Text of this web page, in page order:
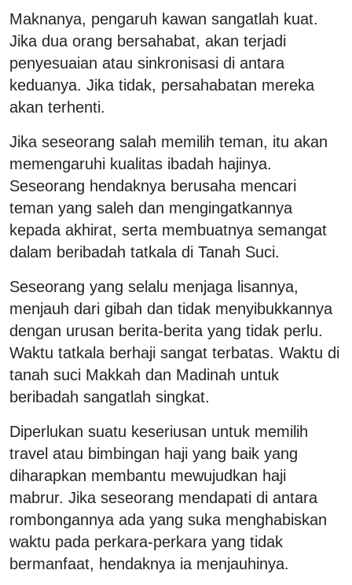
Maknanya, pengaruh kawan sangatlah kuat.
Jika dua orang bersahabat, akan terjadi
penyesuaian atau sinkronisasi di antara
keduanya. Jika tidak, persahabatan mereka
akan terhenti.
Jika seseorang salah memilih teman, itu akan
memengaruhi kualitas ibadah hajinya.
Seseorang hendaknya berusaha mencari
teman yang saleh dan mengingatkannya
kepada akhirat, serta membuatnya semangat
dalam beribadah tatkala di Tanah Suci.
Seseorang yang selalu menjaga lisannya,
menjauh dari gibah dan tidak menyibukkannya
dengan urusan berita-berita yang tidak perlu.
Waktu tatkala berhaji sangat terbatas. Waktu di
tanah suci Makkah dan Madinah untuk
beribadah sangatlah singkat.
Diperlukan suatu keseriusan untuk memilih
travel atau bimbingan haji yang baik yang
diharapkan membantu mewujudkan haji
mabrur. Jika seseorang mendapati di antara
rombongannya ada yang suka menghabiskan
waktu pada perkara-perkara yang tidak
bermanfaat, hendaknya ia menjauhinya.